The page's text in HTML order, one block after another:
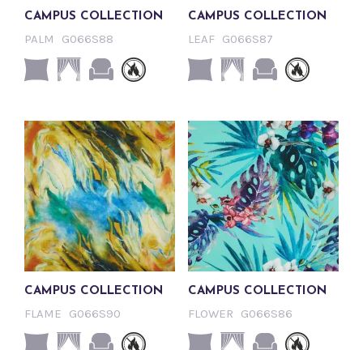
CAMPUS COLLECTION
PALM G066S88
CAMPUS COLLECTION
LEAF G066S87
CAMPUS COLLECTION
FLAME G066S90
CAMPUS COLLECTION
FLOWER G066S86